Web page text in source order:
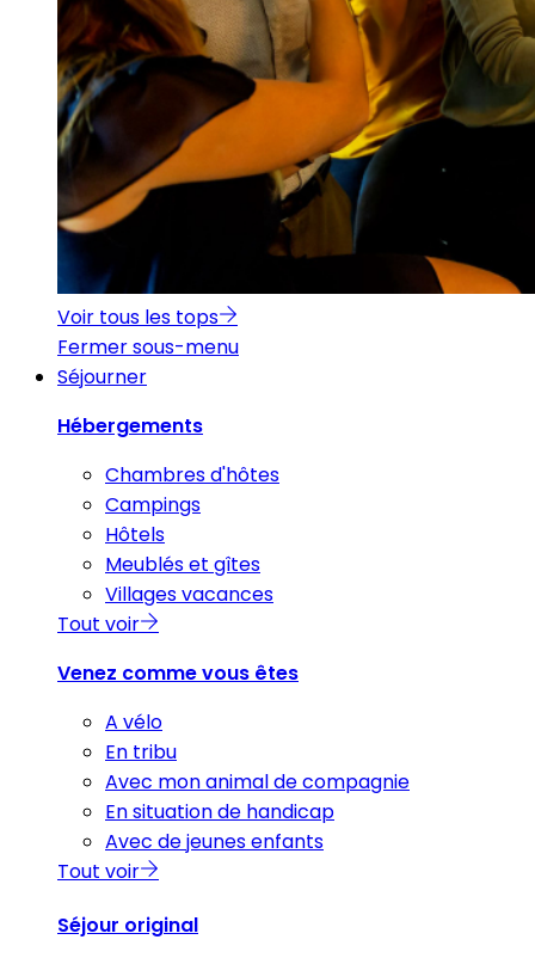
Voir tous les tops
Fermer sous-menu
Séjourner
Hébergements
Chambres d'hôtes
Campings
Hôtels
Meublés et gîtes
Villages vacances
Tout voir
Venez comme vous êtes
A vélo
En tribu
Avec mon animal de compagnie
En situation de handicap
Avec de jeunes enfants
Tout voir
Séjour original